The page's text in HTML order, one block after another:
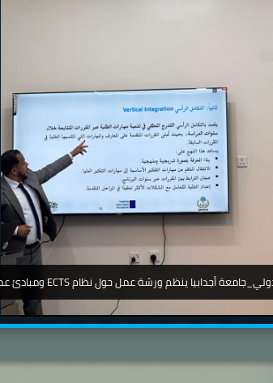
جامعة_اجدابيا_ تشارك في مؤتمر دولي عن أمرض الجلدية